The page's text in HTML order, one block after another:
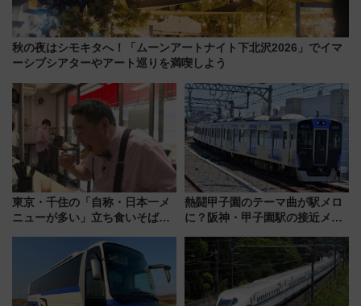
秋の夜はシモキタへ！「ムーンアートナイト下北沢2026」でイマ
ーシブシアターやアート巡りを満喫しよう
東京・千住の「自称・日本一メ
ニューが多い」立ち食いそば屋
地のふらっと立ち食いそば』
7/27夜10時～放送
熱闘甲子園のテーマ曲が駅メロ
に？阪神・甲子園駅の接近メロ
谷実アレンジの特別仕様へ、8月
5日始発から